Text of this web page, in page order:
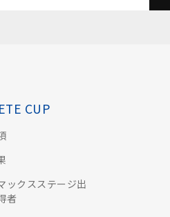
CUP
ックスステージ出
者